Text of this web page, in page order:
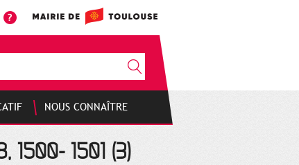
NOUS CONNAÎTRE
1500- 1501 (3)